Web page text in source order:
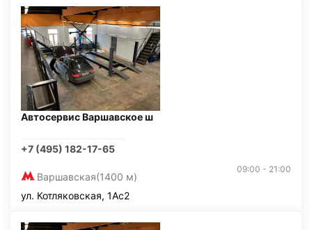
Автосервис Варшавское ш
+7 (495) 182-17-65
Варшавская(1400 м)
09:00 - 21:00
ул. Котляковская, 1Ас2